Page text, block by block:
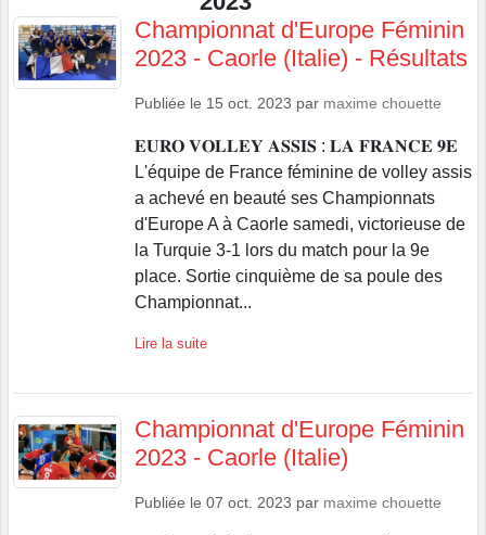
Championnat d'Europe Féminin
2023 - Caorle (Italie) - Résultats
Publiée le 15 oct. 2023 par maxime chouette
𝐄𝐔𝐑𝐎 𝐕𝐎𝐋𝐋𝐄𝐘 𝐀𝐒𝐒𝐈𝐒 : 𝐋𝐀 𝐅𝐑𝐀𝐍𝐂𝐄 𝟗𝐄
L'équipe de France féminine de volley assis
a achevé en beauté ses Championnats
d'Europe A à Caorle samedi, victorieuse de
la Turquie 3-1 lors du match pour la 9e
place. Sortie cinquième de sa poule des
Championnat...
Lire la suite
Championnat d'Europe Féminin
2023 - Caorle (Italie)
Publiée le 07 oct. 2023 par maxime chouette